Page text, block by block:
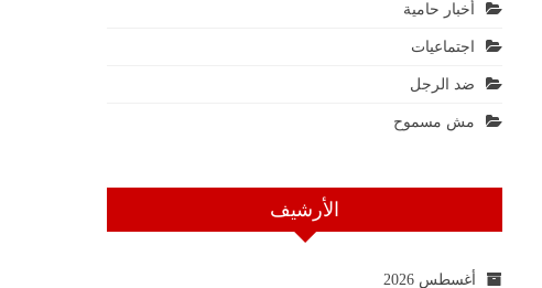
أخبار حامية
اجتماعيات
ضد الرجل
مش مسموح
الأرشيف
أغسطس 2026